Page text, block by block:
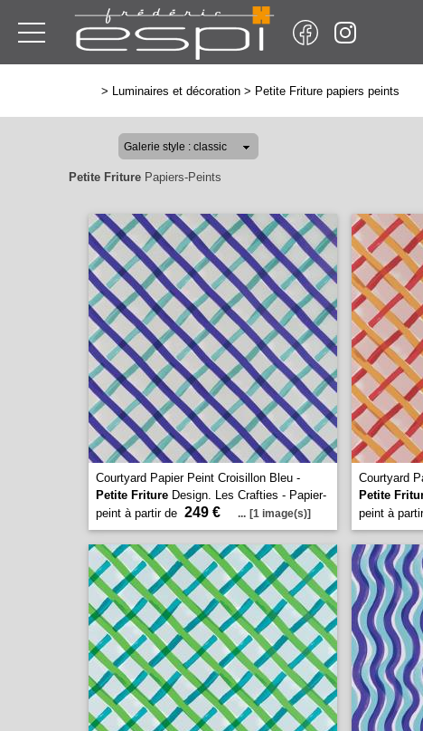
> Luminaires et décoration > Petite Friture papiers peints
Petite Friture Papiers-Peints
Courtyard Papier Peint Croisillon Bleu -
Petite Friture Design. Les Crafties - Papier-
peint à partir de 249 € ... [1 image(s)]
Courtyard
Petite
peint à